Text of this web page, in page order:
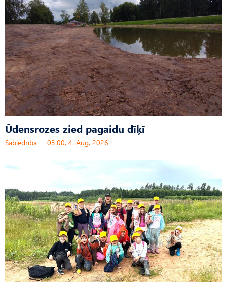
Ūdensrozes zied pagaidu dīķī
Sabiedrība 03:00, 4. Aug, 2026